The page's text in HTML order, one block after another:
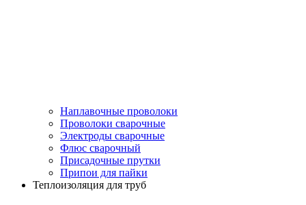
Наплавочные проволоки
Проволоки сварочные
Электроды сварочные
Флюс сварочный
Присадочные прутки
Припои для пайки
Теплоизоляция для труб